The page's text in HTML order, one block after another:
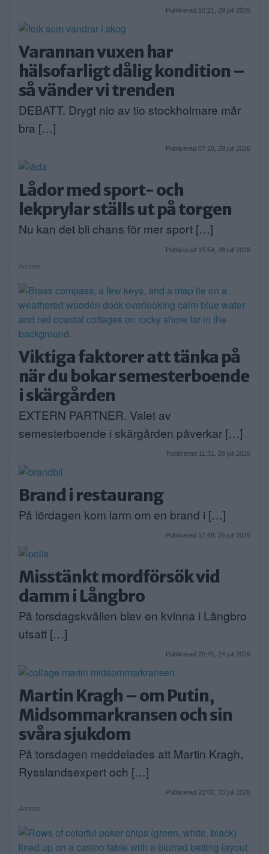
Publicerad 10:21, 29 juli 2026
Varannan vuxen har
hälsofarligt dålig kondition –
så vänder vi trenden
DEBATT. Drygt nio av tio stockholmare mår
bra […]
Publicerad 07:10, 29 juli 2026
Lådor med sport- och
lekprylar ställs ut på torgen
Nu kan det bli chans för mer sport […]
Publicerad 15:54, 28 juli 2026
Annons:
Viktiga faktorer att tänka på
när du bokar semesterboende
i skärgården
EXTERN PARTNER. Valet av
semesterboende i skärgården påverkar […]
Publicerad 11:31, 28 juli 2026
Brand i restaurang
På lördagen kom larm om en brand i […]
Publicerad 17:48, 25 juli 2026
Misstänkt mordförsök vid
damm i Långbro
På torsdagskvällen blev en kvinna i Långbro
utsatt […]
Publicerad 20:45, 24 juli 2026
Martin Kragh – om Putin,
Midsommarkransen och sin
svåra sjukdom
På torsdagen meddelades att Martin Kragh,
Rysslandsexpert och […]
Publicerad 22:02, 23 juli 2026
Annons: